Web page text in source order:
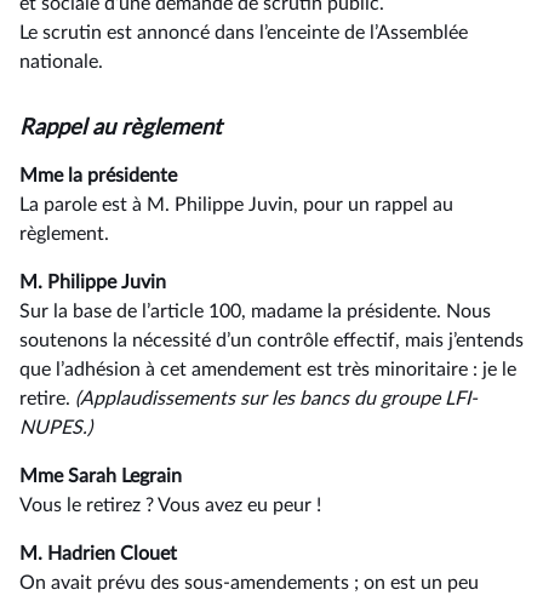
Le scrutin est annoncé dans l’enceinte de l’Assemblée
nationale.
Rappel au règlement
Mme la présidente
La parole est à M. Philippe Juvin, pour un rappel au
règlement.
M. Philippe Juvin
Sur la base de l’article 100, madame la présidente. Nous
soutenons la nécessité d’un contrôle effectif, mais j’entends
que l’adhésion à cet amendement est très minoritaire : je le
retire. (Applaudissements sur les bancs du groupe LFI-
NUPES.)
Mme Sarah Legrain
Vous le retirez ? Vous avez eu peur !
M. Hadrien Clouet
On avait prévu des sous-amendements ; on est un peu